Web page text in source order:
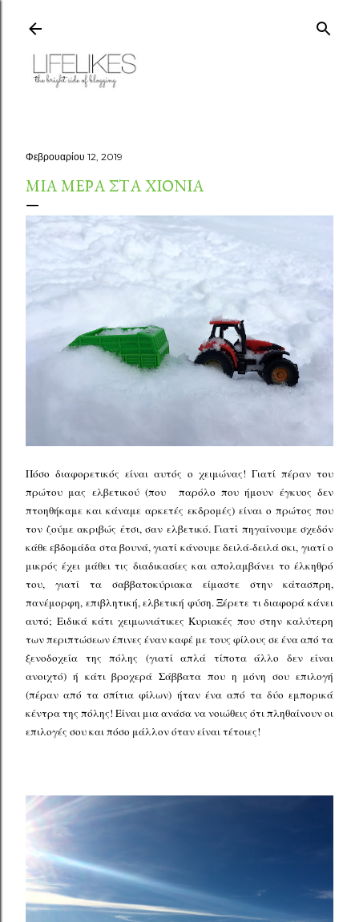
Φεβρουαρίου 12, 2019
ΜΙΑ ΜΈΡΑ ΣΤΑ ΧΙΌΝΙΑ
Πόσο διαφορετικός είναι αυτός ο χειμώνας! Γιατί πέραν του
πρώτου μας ελβετικού (που παρόλο που ήμουν έγκυος δεν
πτοηθήκαμε και κάναμε αρκετές εκδρομές) είναι ο πρώτος που
τον ζούμε ακριβώς έτσι, σαν ελβετικό. Γιατί πηγαίνουμε σχεδόν
κάθε εβδομάδα στα βουνά, γιατί κάνουμε δειλά-δειλά σκι, γιατί ο
μικρός έχει μάθει τις διαδικασίες και απολαμβάνει το έλκηθρό
του, γιατί τα σαββατοκύριακα είμαστε στην κάτασπρη,
πανέμορφη, επιβλητική, ελβετική φύση. Ξέρετε τι διαφορά κάνει
αυτό; Ειδικά κάτι χειμωνιάτικες Κυριακές που στην καλύτερη
των περιπτώσεων έπινες έναν καφέ με τους φίλους σε ένα από τα
ξενοδοχεία της πόλης (γιατί απλά τίποτα άλλο δεν είναι
ανοιχτό) ή κάτι βροχερά Σάββατα που η μόνη σου επιλογή
(πέραν από τα σπίτια φίλων) ήταν ένα από τα δύο εμπορικά
κέντρα της πόλης! Είναι μια ανάσα να νοιώθεις ότι πληθαίνουν οι
επιλογές σου και πόσο μάλλον όταν είναι τέτοιες!